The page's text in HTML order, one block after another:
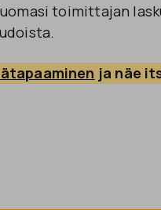
toimittajan
ja näe